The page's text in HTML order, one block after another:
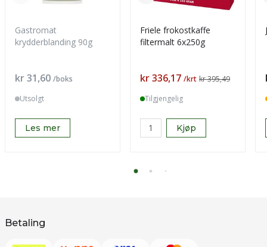
Gastromat
krydderblanding 90g
Pris
kr 31,60 /boks
Utsolgt
Les mer
Friele frokostkaffe
filtermalt 6x250g
Pris
kr 336,17 /krt kr 395,49
Tilgjengelig
Kjøp
Betaling